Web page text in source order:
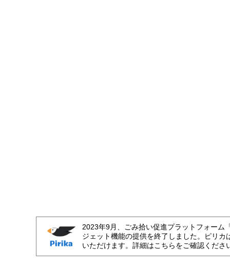
2023年9月、ごみ拾い促進プラットフォーム
ジェット機能の提供を終了しました。ピリカ
いただけます。詳細はこちらをご確認くださ